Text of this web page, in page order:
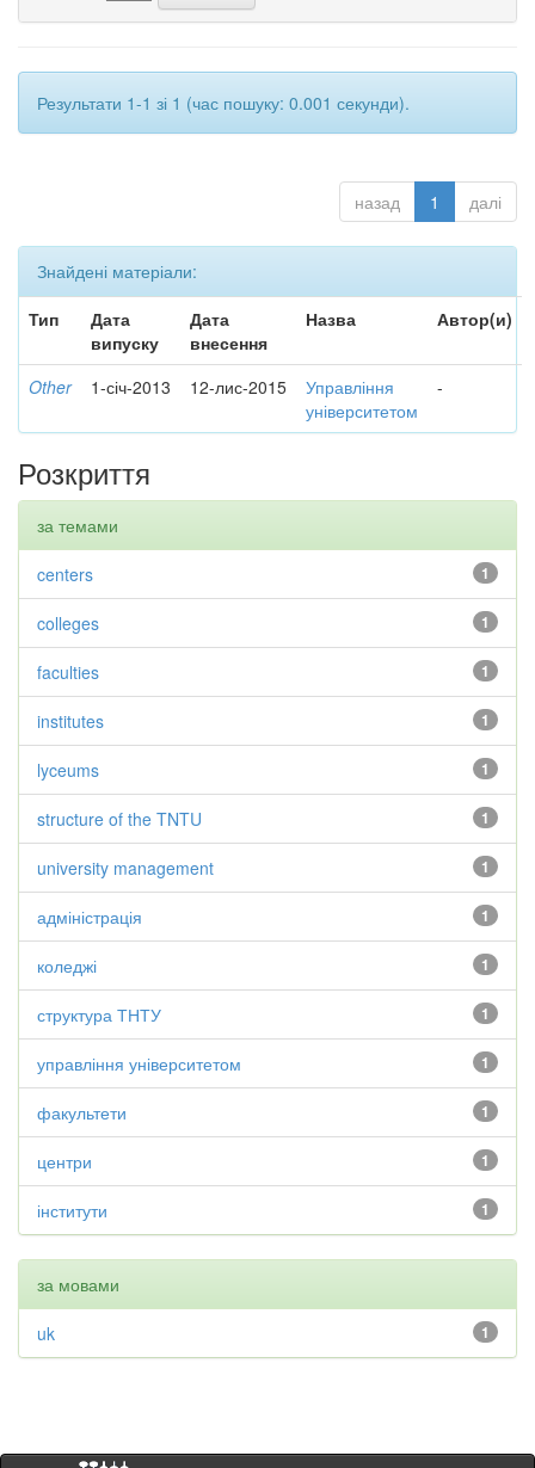
Результати 1-1 зі 1 (час пошуку: 0.001 секунди).
назад 1 далі
Знайдені матеріали:
Тип
Дата
випуску
Дата
внесення
Назва Автор(и)
Other 1-січ-2013 12-лис-2015
Управління
університетом
-
Розкриття
за темами
1
centers
1
colleges
1
faculties
1
institutes
1
lyceums
1
structure of the TNTU
1
university management
1
адміністрація
1
коледжі
1
структура ТНТУ
1
управління університетом
1
факультети
1
центри
1
інститути
за мовами
1
uk